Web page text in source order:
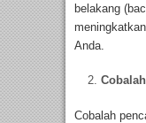
belakang
Anda.
Cobalah